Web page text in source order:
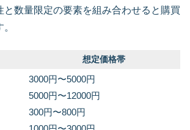
と数量限定の要素を組み合わせると購買
想定価格帯
3000円〜5000円
5000円〜12000円
300円〜800円